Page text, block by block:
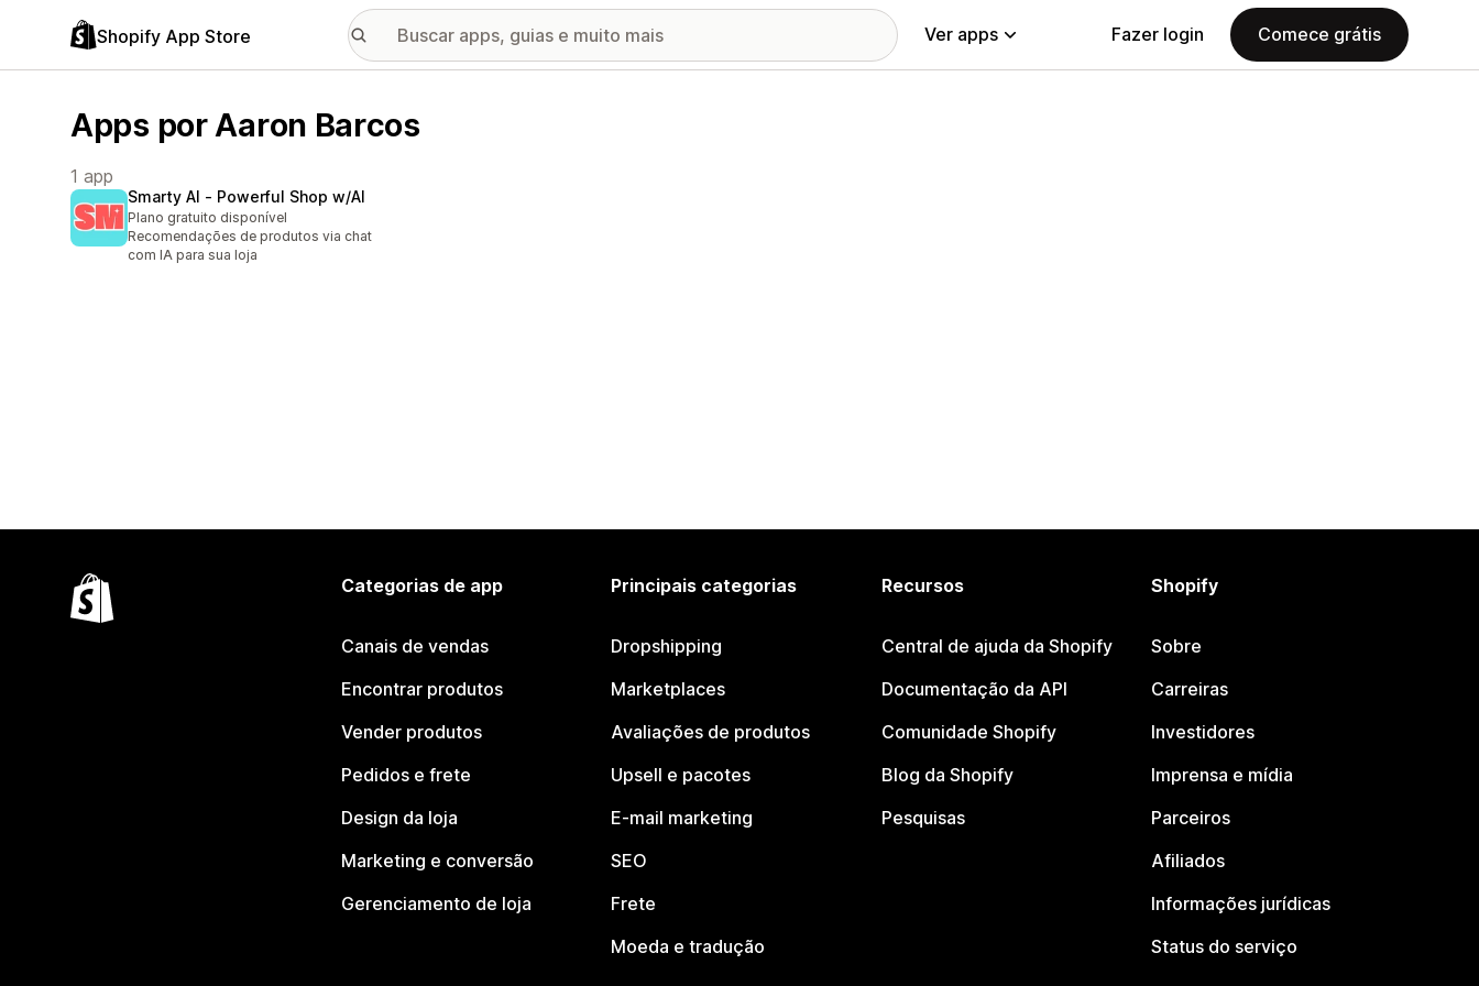
Shopify App Store Ver apps Fazer login Comece grátis
Apps por Aaron Barcos
1 app
Smarty AI ‑ Powerful Shop w/AI
Plano gratuito disponível
Recomendações de produtos via chat
com IA para sua loja
Categorias de app
Canais de vendas
Encontrar produtos
Vender produtos
Pedidos e frete
Design da loja
Marketing e conversão
Gerenciamento de loja
Principais categorias
Dropshipping
Marketplaces
Avaliações de produtos
Upsell e pacotes
E-mail marketing
SEO
Frete
Moeda e tradução
Recursos
Central de ajuda da Shopify
Documentação da API
Comunidade Shopify
Blog da Shopify
Pesquisas
Shopify
Sobre
Carreiras
Investidores
Imprensa e mídia
Parceiros
Afiliados
Informações jurídicas
Status do serviço